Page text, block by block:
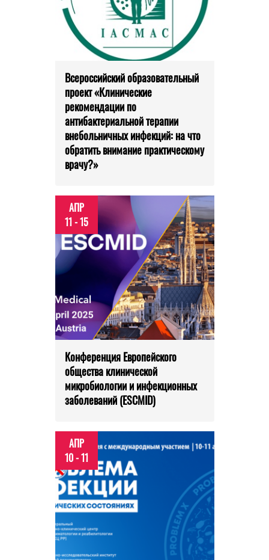
Всероссийский образовательный
проект «Клинические
рекомендации по
антибактериальной терапии
внебольничных инфекций: на что
обратить внимание практическому
врачу?»
АПР
11 - 15
Конференция Европейского
общества клинической
микробиологии и инфекционных
заболеваний (ESCMID)
АПР
10 - 11